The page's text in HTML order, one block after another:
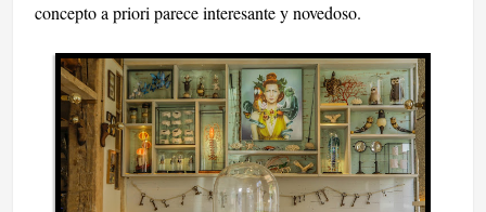
concepto a priori parece interesante y novedoso.